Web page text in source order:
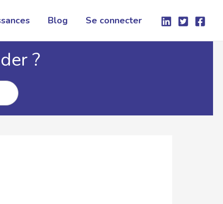
Blog Se connecter
?